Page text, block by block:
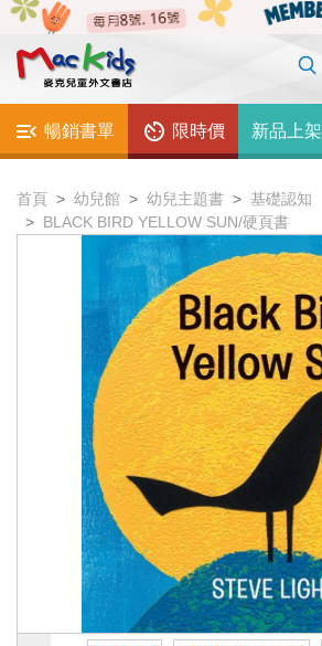
暢銷書單 限時價 新品上架
首頁 幼兒館 幼兒主題書
基礎認知
BLACK BIRD YELLOW SUN/硬頁書